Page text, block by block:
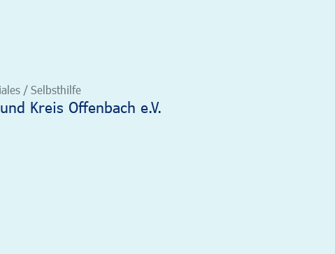
/ Selbsthilfe
Kreis Offenbach e.V.